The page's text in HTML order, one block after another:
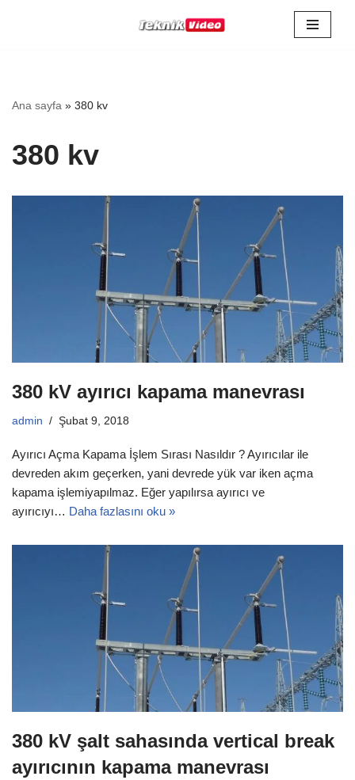
Ana sayfa » 380 kv
380 kv
380 kV ayırıcı kapama manevrası
admin Şubat 9, 2018
Ayırıcı Açma Kapama İşlem Sırası Nasıldır ? Ayırıcılar ile
devreden akım geçerken, yani devrede yük var iken açma
kapama işlemiyapılmaz. Eğer yapılırsa ayırıcı ve
ayırıcıyı… Daha fazlasını oku »
380 kV şalt sahasında vertical break
ayırıcının kapama manevrası